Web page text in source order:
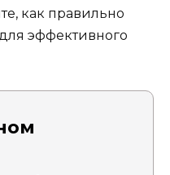
как правильно
эффективного